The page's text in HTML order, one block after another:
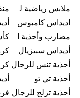
ملابس رياضية للأطفال من أديداس
اديداس كامبوس
مضارب وأحذية البادل من أديداس
أديداس سبيزيال
أحذية تنس للرجال
أحذية تي تو
أحذية تزلج للرجال